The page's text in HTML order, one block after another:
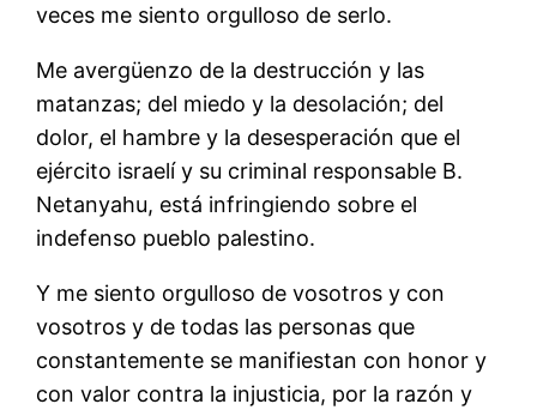
veces me siento orgulloso de serlo.
Me avergüenzo de la destrucción y las
matanzas; del miedo y la desolación; del
dolor, el hambre y la desesperación que el
ejército israelí y su criminal responsable B.
Netanyahu, está infringiendo sobre el
indefenso pueblo palestino.
Y me siento orgulloso de vosotros y con
vosotros y de todas las personas que
constantemente se manifiestan con honor y
con valor contra la injusticia, por la razón y